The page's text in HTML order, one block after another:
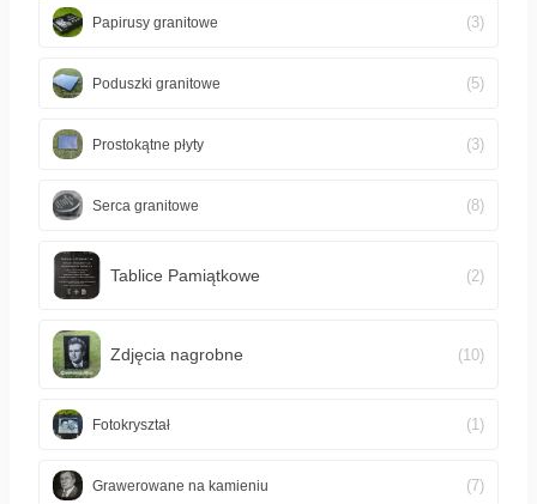
Papirusy granitowe (3)
Poduszki granitowe (5)
Prostokątne płyty (3)
Serca granitowe (8)
Tablice Pamiątkowe (2)
Zdjęcia nagrobne (10)
Fotokryształ (1)
Grawerowane na kamieniu (7)